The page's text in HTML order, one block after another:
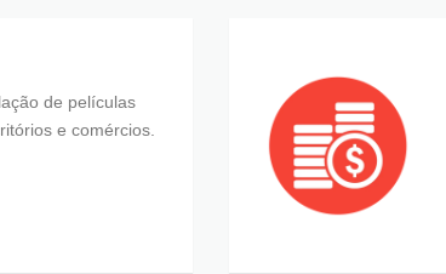
de películas
e comércios.